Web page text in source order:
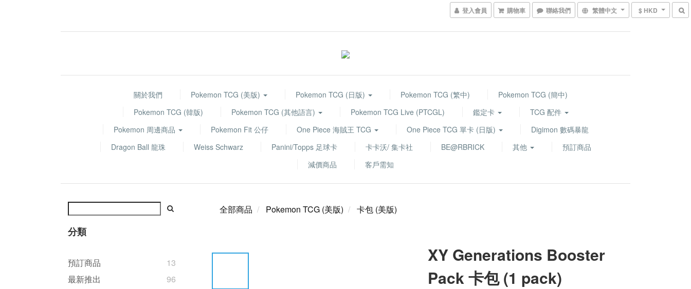
登入會員 購物車 聯絡我們 繁體中文 $ HKD
關於我們 Pokemon TCG (美版) Pokemon TCG (日版) Pokemon TCG (繁中)
Pokemon TCG (簡中)
Pokemon TCG (韓版)
Pokemon TCG (其他語言) Pokemon TCG Live (PTCGL) 鑑定卡
TCG 配件
Pokemon 周邊商品
Pokemon Fit 公仔 One Piece 海賊王 TCG One Piece TCG 單卡 (日版)
Digimon 數碼暴龍
Dragon Ball 龍珠
Weiss Schwarz Panini/Topps 足球卡 卡卡沃/ 集卡社 BE@RBRICK 其他
預訂商品
減價商品
客戶需知
分類
預訂商品
13
最新推出
96
全部商品 Pokemon TCG (美版) 卡包 (美版)
XY Generations Booster
Pack 卡包 (1 pack)